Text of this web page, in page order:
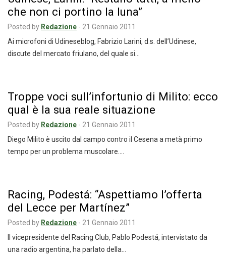
che non ci portino la luna”
Posted by Redazione - 21 Gennaio 2011
Ai microfoni di Udineseblog, Fabrizio Larini, d.s. dell’Udinese,
discute del mercato friulano, del quale si…
Troppe voci sull’infortunio di Milito: ecco
qual è la sua reale situazione
Posted by Redazione - 21 Gennaio 2011
Diego Milito è uscito dal campo contro il Cesena a metà primo
tempo per un problema muscolare.…
Racing, Podestá: “Aspettiamo l’offerta
del Lecce per Martínez”
Posted by Redazione - 21 Gennaio 2011
Il vicepresidente del Racing Club, Pablo Podestá, intervistato da
una radio argentina, ha parlato della…